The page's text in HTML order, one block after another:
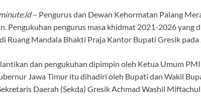
– Pengurus dan Dewan Kehormatan Palang
Pengukuhan pengurus masa khidmat 2021-2026 yang
Ruang Mandala Bhakti Praja Kantor Bupati Gresik
dan pengukuhan dipimpin oleh Ketua Umum
Jawa Timur itu dihadiri oleh Bupati dan Wakil
Daerah (Sekda) Gresik Achmad Washil